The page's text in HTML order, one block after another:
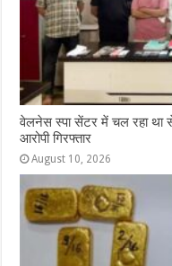
वेलनेस स्पा सेंटर में चल रहा था
आरोपी गिरफ्तार
August 10, 2026